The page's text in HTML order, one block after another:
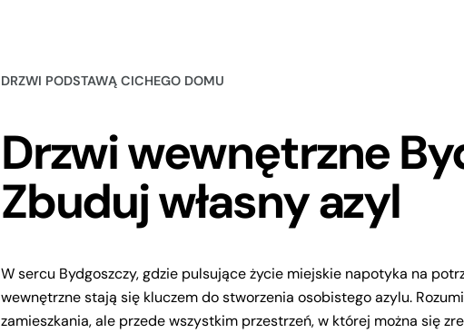
DRZWI PODSTAWĄ CICHEGO DOMU
Drzwi wewnętrzne
Zbuduj własny azyl
W sercu Bydgoszczy, gdzie pulsujące życie miejskie napotyka na
wewnętrzne stają się kluczem do stworzenia osobistego azylu.
zamieszkania, ale przede wszystkim przestrzeń, w której można się